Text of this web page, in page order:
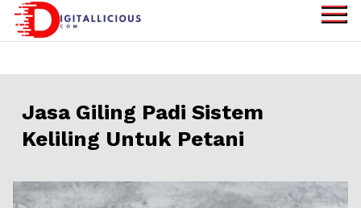
Skip
Information
Jasa Giling Padi Sistem
Keliling Untuk Petani